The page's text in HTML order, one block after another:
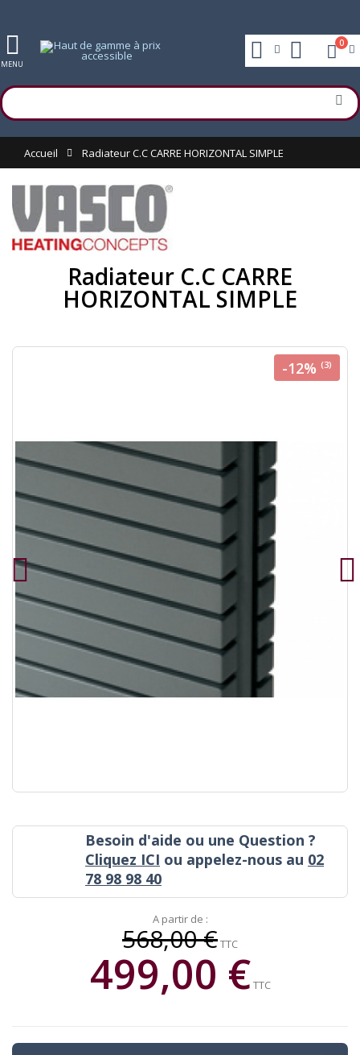
MENU
0
Accueil Radiateur C.C CARRE HORIZONTAL SIMPLE
Radiateur C.C CARRE
HORIZONTAL SIMPLE
-12% (3)
Besoin d'aide ou une Question ?
Cliquez ICI ou appelez-nous au 02
78 98 98 40
A partir de :
568,00 €TTC
499,00 €TTC